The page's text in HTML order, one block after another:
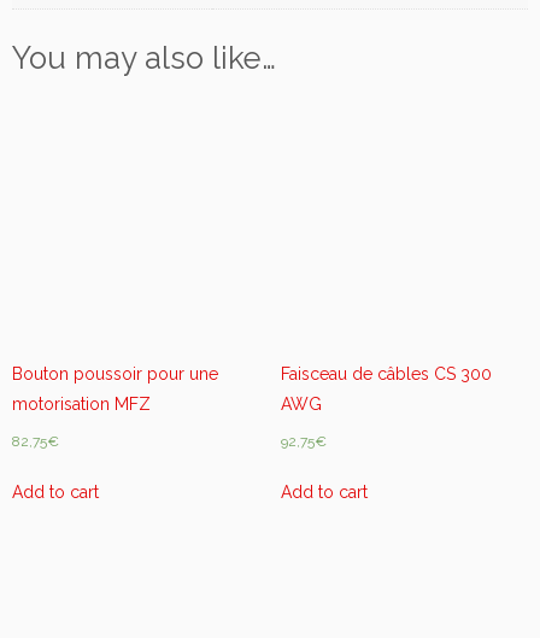
u
You may also like…
Bouton poussoir pour une
motorisation MFZ
82,75€
Add to cart
Faisceau de câbles CS 300
AWG
92,75€
Add to cart